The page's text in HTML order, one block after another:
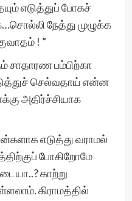
எடுத்துப் போகச்
நேத்து முழுக்க
! ”
சாதாரண பம்பிற்கா
செல்வதாய் என்ன
அதிர்ச்சியாக
எடுத்து வராமல்
போகிறோமே
காற்று
கிராமத்தில்